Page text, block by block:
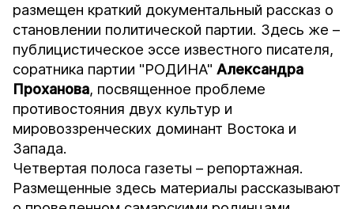
размещен краткий документальный рассказ о
становлении политической партии. Здесь же –
публицистическое эссе известного писателя,
соратника партии "РОДИНА"Александра
Проханова, посвященное проблеме
противостояния двух культур и
мировоззренческих доминант Востока и
Запада.
Четвертая полоса газеты – репортажная.
Размещенные здесь материалы рассказывают